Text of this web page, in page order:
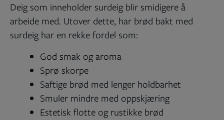
Deig som inneholder surdeig blir smidigere å
arbeide med. Utover dette, har brød bakt med
surdeig har en rekke fordel som:
God smak og aroma
Sprø skorpe
Saftige brød med lenger holdbarhet
Smuler mindre med oppskjæring
Estetisk flotte og rustikke brød